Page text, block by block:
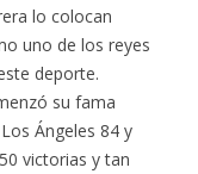
lo colocan
uno de los reyes
deporte.
su fama
Ángeles 84 y
victorias y tan